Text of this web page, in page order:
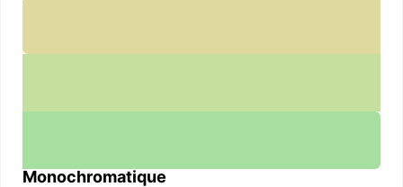
Monochromatique